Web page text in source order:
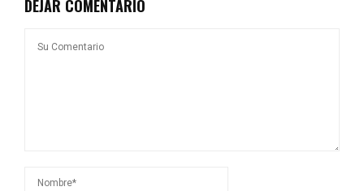
DEJAR COMENTARIO